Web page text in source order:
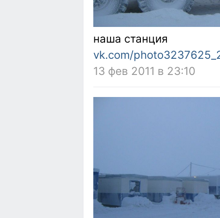
наша станция
vk.com/
13 фев 2011 в 23:10